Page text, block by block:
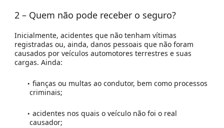
2 – Quem não pode receber o seguro?
Inicialmente, acidentes que não tenham vítimas
registradas ou, ainda, danos pessoais que não foram
causados por veículos automotores terrestres e suas
cargas. Ainda:
fianças ou multas ao condutor, bem como processos
criminais;
acidentes nos quais o veículo não foi o real
causador;